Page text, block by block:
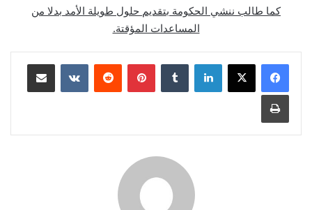
كما طالب ننشي الحكومة بتقديم حلول طويلة الأمد بدلا من
المساعدات المؤقتة.
لينكدإن بينتيريست